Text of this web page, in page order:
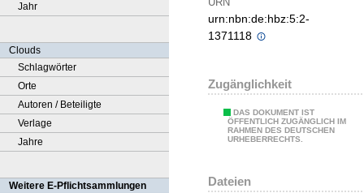
Jahr
Clouds
Schlagwörter
Orte
Autoren / Beteiligte
Verlage
Jahre
Weitere E-Pflichtsammlungen
urn:nbn:de:hbz:5:2-
1371118
Zugänglichkeit
DAS DOKUMENT IST
ÖFFENTLICH ZUGÄNGLICH IM
RAHMEN DES DEUTSCHEN
URHEBERRECHTS.
Dateien